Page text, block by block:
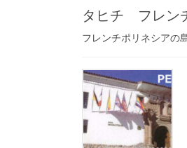
タヒチ フレン
フレンチポリネシアの